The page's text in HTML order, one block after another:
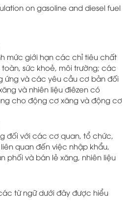
on gasoline and diesel fuel
mức giới hạn các chỉ tiêu chất
sức khoẻ, môi trường; các
ứng và các yêu cầu cơ bản đối
và nhiên liệu điêzen có
cho động cơ xăng và động cơ
đối với các cơ quan, tổ chức,
quan đến việc nhập khẩu,
phối và bán lẻ xăng, nhiên liệu
từ ngữ dưới đây được hiểu